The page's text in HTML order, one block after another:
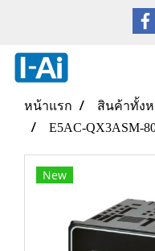
หน้าแรก สินค้าทั้ง
E5AC-QX3ASM-
New